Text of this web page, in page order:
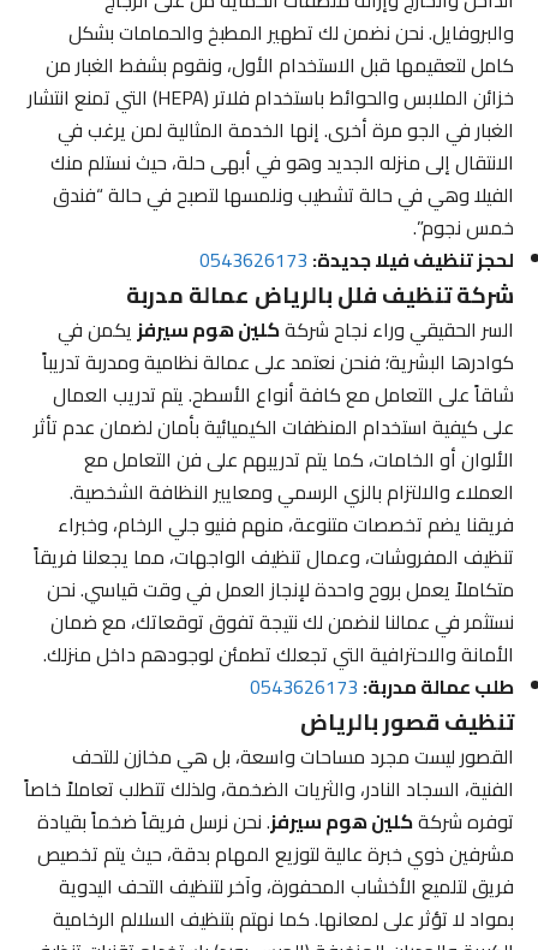
والبروفايل. نحن نضمن لك تطهير المطبخ والحمامات بشكل
كامل لتعقيمها قبل الاستخدام الأول، ونقوم بشفط الغبار من
خزائن الملابس والحوائط باستخدام فلاتر (HEPA) التي تمنع انتشار
الغبار في الجو مرة أخرى. إنها الخدمة المثالية لمن يرغب في
الانتقال إلى منزله الجديد وهو في أبهى حلة، حيث نستلم منك
الفيلا وهي في حالة تشطيب ونلمسها لتصبح في حالة “فندق
خمس نجوم”.
لحجز تنظيف فيلا جديدة:0543626173
شركة تنظيف فلل بالرياض عمالة مدربة
السر الحقيقي وراء نجاح شركةكلين هوم سيرفزيكمن في
كوادرها البشرية؛ فنحن نعتمد على عمالة نظامية ومدربة تدريباً
شاقاً على التعامل مع كافة أنواع الأسطح. يتم تدريب العمال
على كيفية استخدام المنظفات الكيميائية بأمان لضمان عدم تأثر
الألوان أو الخامات، كما يتم تدريبهم على فن التعامل مع
العملاء والالتزام بالزي الرسمي ومعايير النظافة الشخصية.
فريقنا يضم تخصصات متنوعة، منهم فنيو جلي الرخام، وخبراء
تنظيف المفروشات، وعمال تنظيف الواجهات، مما يجعلنا فريقاً
متكاملاً يعمل بروح واحدة لإنجاز العمل في وقت قياسي. نحن
نستثمر في عمالنا لنضمن لك نتيجة تفوق توقعاتك، مع ضمان
الأمانة والاحترافية التي تجعلك تطمئن لوجودهم داخل منزلك.
طلب عمالة مدربة:0543626173
تنظيف قصور بالرياض
القصور ليست مجرد مساحات واسعة، بل هي مخازن للتحف
الفنية، السجاد النادر، والثريات الضخمة، ولذلك تتطلب تعاملاً خاصاً
توفره شركةكلين هوم سيرفز. نحن نرسل فريقاً ضخماً بقيادة
مشرفين ذوي خبرة عالية لتوزيع المهام بدقة، حيث يتم تخصيص
فريق لتلميع الأخشاب المحفورة، وآخر لتنظيف التحف اليدوية
بمواد لا تؤثر على لمعانها. كما نهتم بتنظيف السلالم الرخامية